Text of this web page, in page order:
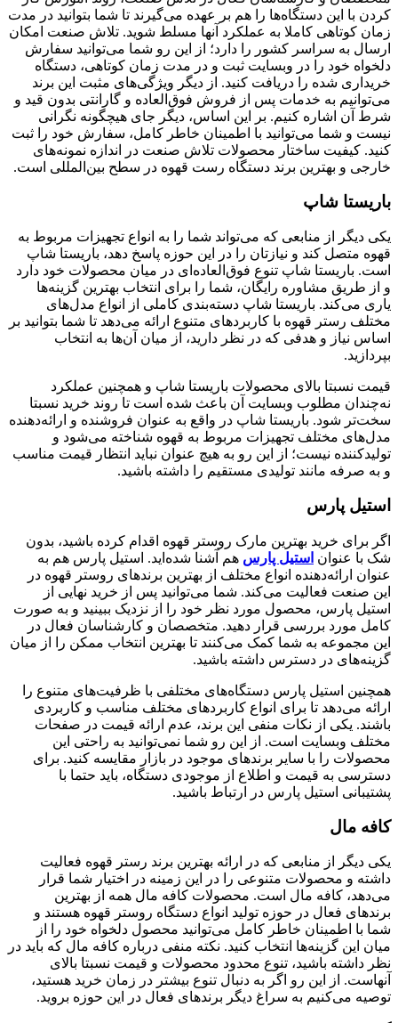
کردن با این دستگاه‌ها را هم بر عهده می‌گیرند تا شما بتوانید در مدت
زمان کوتاهی کاملا به عملکرد آنها مسلط شوید. تلاش صنعت امکان
ارسال به سراسر کشور را دارد؛ از این رو شما می‌توانید سفارش
دلخواه خود را در وبسایت ثبت و در مدت زمان کوتاهی، دستگاه
خریداری شده را دریافت کنید. از دیگر ویژگی‌های مثبت این برند
می‌توانیم به خدمات پس از فروش فوق‌العاده و گارانتی بدون قید و
شرط آن اشاره کنیم. بر این اساس، دیگر جای هیچگونه نگرانی
نیست و شما می‌توانید با اطمینان خاطر کامل، سفارش خود را ثبت
کنید. کیفیت ساختار محصولات تلاش صنعت در اندازه نمونه‌های
خارجی و بهترین برند دستگاه رست قهوه در سطح بین‌المللی است.
باریستا شاپ
یکی دیگر از منابعی که می‌تواند شما را به انواع تجهیزات مربوط به
قهوه متصل کند و نیازتان را در این حوزه پاسخ دهد، باریستا شاپ
است. باریستا شاپ تنوع فوق‌العاده‌ای در میان محصولات خود دارد
و از طریق مشاوره رایگان، شما را برای انتخاب بهترین گزینه‌ها
یاری می‌کند. باریستا شاپ دسته‌بندی کاملی از انواع مدل‌های
مختلف رستر قهوه با کاربردهای متنوع ارائه می‌دهد تا شما بتوانید بر
اساس نیاز و هدفی که در نظر دارید، از میان آن‌ها به انتخاب
بپردازید.
قیمت نسبتا بالای محصولات باریستا شاپ و همچنین عملکرد
نه‌چندان مطلوب وبسایت آن باعث شده است تا روند خرید نسبتا
سخت‌تر شود. باریستا شاپ در واقع به عنوان فروشنده و ارائه‌دهنده
مدل‌های مختلف تجهیزات مربوط به قهوه شناخته می‌شود و
تولیدکننده نیست؛ از این رو به هیچ عنوان نباید انتظار قیمت مناسب
و به صرفه مانند تولیدی مستقیم را داشته باشید.
استیل پارس
اگر برای خرید بهترین مارک روستر قهوه اقدام کرده باشید، بدون
شک با عنوان استیل پارس هم آشنا شده‌اید. استیل پارس هم به
عنوان ارائه‌دهنده انواع مختلف از بهترین برندهای روستر قهوه در
این صنعت فعالیت می‌کند. شما می‌توانید پس از خرید نهایی از
استیل پارس، محصول مورد نظر خود را از نزدیک ببینید و به صورت
کامل مورد بررسی قرار دهید. متخصصان و کارشناسان فعال در
این مجموعه به شما کمک می‌کنند تا بهترین انتخاب ممکن را از میان
گزینه‌های در دسترس داشته باشید.
همچنین استیل پارس دستگاه‌های مختلفی با ظرفیت‌های متنوع را
ارائه می‌دهد تا برای انواع کاربردهای مختلف مناسب و کاربردی
باشند. یکی از نکات منفی این برند، عدم ارائه قیمت در صفحات
مختلف وبسایت است. از این رو شما نمی‌توانید به راحتی این
محصولات را با سایر برندهای موجود در بازار مقایسه کنید. برای
دسترسی به قیمت و اطلاع از موجودی دستگاه، باید حتما با
پشتیبانی استیل پارس در ارتباط باشید.
کافه مال
یکی دیگر از منابعی که در ارائه بهترین برند رستر قهوه فعالیت
داشته و محصولات متنوعی را در این زمینه در اختیار شما قرار
می‌دهد، کافه مال است. محصولات کافه مال همه از بهترین
برندهای فعال در حوزه تولید انواع دستگاه روستر قهوه هستند و
شما با اطمینان خاطر کامل می‌توانید محصول دلخواه خود را از
میان این گزینه‌ها انتخاب کنید. نکته منفی درباره کافه مال که باید در
نظر داشته باشید، تنوع محدود محصولات و قیمت نسبتا بالای
آنهاست. از این رو اگر به دنبال تنوع بیشتر در زمان خرید هستید،
توصیه می‌کنیم به سراغ دیگر برندهای فعال در این حوزه بروید.